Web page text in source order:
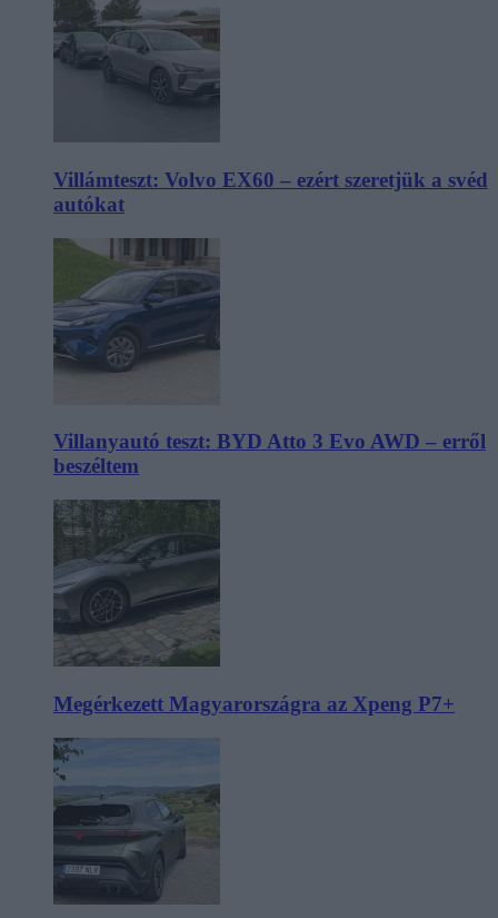
Villámteszt: Volvo EX60 – ezért szeretjük a svéd
autókat
Villanyautó teszt: BYD Atto 3 Evo AWD – erről
beszéltem
Megérkezett Magyarországra az Xpeng P7+